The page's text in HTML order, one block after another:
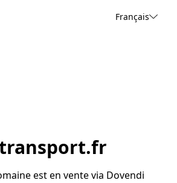
Français
est en vente via Dovendi